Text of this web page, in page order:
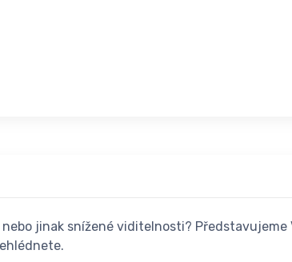
jinak snížené viditelnosti? Představujeme